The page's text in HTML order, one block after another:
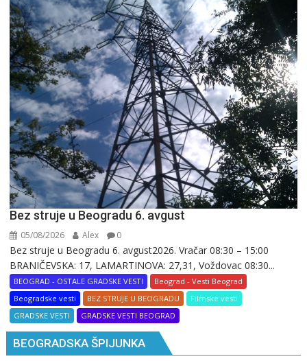
Bez struje u Beogradu 6. avgust
05/08/2026 Alex 0
Bez struje u Beogradu 6. avgust2026. Vračar 08:30 – 15:00
BRANIČEVSKA: 17, LAMARTINOVA: 27,31, Voždovac 08:30...
BEOGRAD - OSTALE GRADSKE VESTI
Beograd - Vesti Beograd
Beogradske vesti
BEZ STRUJE U BEOGRADU
Filmske vesti
GRADSKE VESTI
GRADSKE VESTI BEOGRAD
BEOGRADSKA ŠPIJUNKA